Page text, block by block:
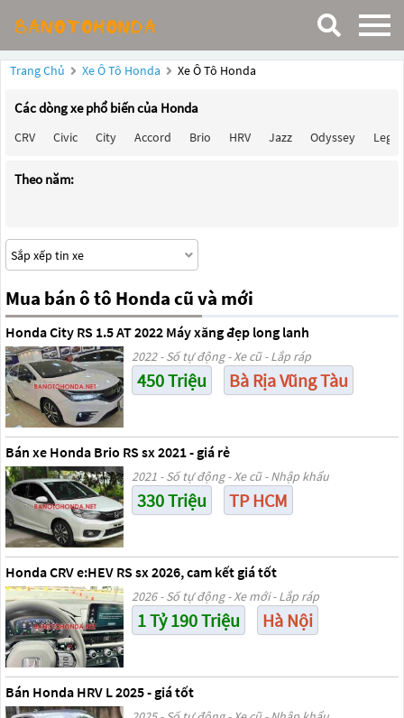
Trang Chủ Xe Ô Tô Honda Xe Ô Tô Honda
Các dòng xe phổ biến của Honda
CRV Civic City Accord Brio HRV Jazz Odyssey
Theo năm:
Mua bán ô tô Honda cũ và mới
Honda City RS 1.5 AT 2022 Máy xăng đẹp long lanh
2022 - Số tự động - Xe cũ - Lắp ráp
450 Triệu Bà Rịa Vũng Tàu
Bán xe Honda Brio RS sx 2021 - giá rẻ
2021 - Số tự động - Xe cũ - Nhập khẩu
330 Triệu TP HCM
Honda CRV e:HEV RS sx 2026, cam kết giá tốt
2026 - Số tự động - Xe mới - Lắp ráp
1 Tỷ 190 Triệu Hà Nội
Bán Honda HRV L 2025 - giá tốt